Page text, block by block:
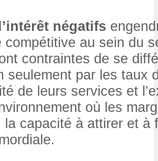
négatifs
compétitive au sein du
contraintes de se
seulement par les taux
de leurs services et
où les
la capacité à attirer et à